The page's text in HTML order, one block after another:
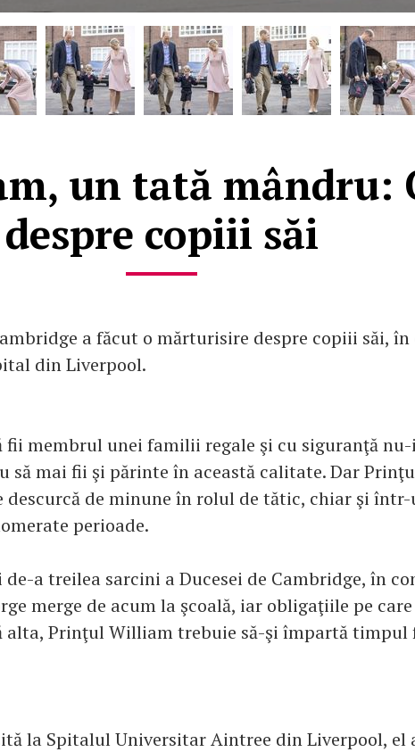
un tată mândru:
despre copiii săi
a făcut o mărturisire despre copiii săi,
din Liverpool.
fii membrul unei familii regale şi cu siguranţă
să mai fii şi părinte în această calitate. Dar
descurcă de minune în rolul de tătic, chiar şi
perioade.
a treilea sarcini a Ducesei de Cambridge, în
merge de acum la şcoală, iar obligaţiile pe
alta, Prinţul William trebuie să-şi împartă timpul
la Spitalul Universitar Aintree din Liverpool, el